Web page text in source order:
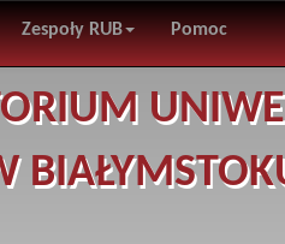
Zespoły RUB Pomoc